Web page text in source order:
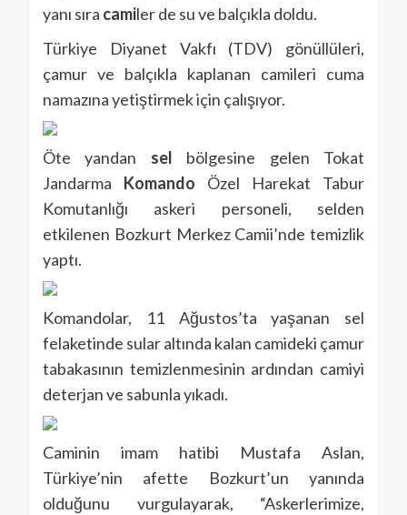
yanı sıra camiler de su ve balçıkla doldu.
Türkiye Diyanet Vakfı (TDV) gönüllüleri,
çamur ve balçıkla kaplanan camileri cuma
namazına yetiştirmek için çalışıyor.
Öte yandan sel bölgesine gelen Tokat
Jandarma Komando Özel Harekat Tabur
Komutanlığı askeri personeli, selden
etkilenen Bozkurt Merkez Camii’nde temizlik
yaptı.
Komandolar, 11 Ağustos’ta yaşanan sel
felaketinde sular altında kalan camideki çamur
tabakasının temizlenmesinin ardından camiyi
deterjan ve sabunla yıkadı.
Caminin imam hatibi Mustafa Aslan,
Türkiye’nin afette Bozkurt’un yanında
olduğunu vurgulayarak, “Askerlerimize,